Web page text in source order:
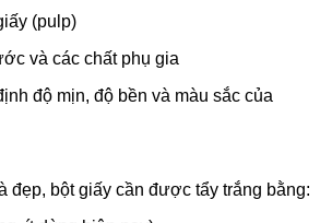
(pulp)
và các chất phụ gia
độ mịn, độ bền và màu sắc của
đẹp, bột giấy cần được tẩy trắng bằng: